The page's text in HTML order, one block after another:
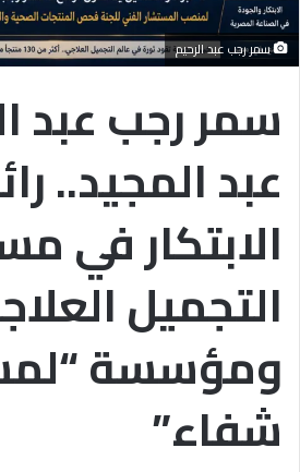
سمر رجب عبد الرحيم
سمر رجب عبد
عبد المجيد..
الابتكار في
التجميل
ومؤسسة
شفاء”